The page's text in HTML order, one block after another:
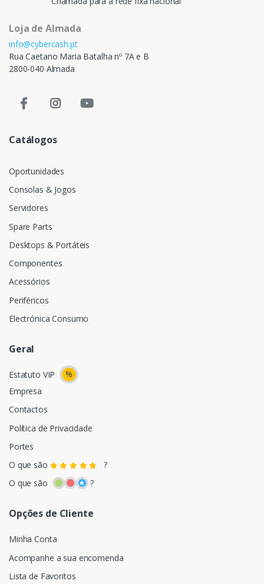
Loja de Almada
info@cybercash.pt
Rua Caetano Maria Batalha nº 7A e B
2800-040 Almada
Catálogos
Oportunidades
Consolas & Jogos
Servidores
Spare Parts
Desktops & Portáteis
Componentes
Acessórios
Periféricos
Electrónica Consumo
Geral
Estatuto VIP
%
Empresa
Contactos
Política de Privacidade
Portes
O que são
?
O que são
?
Opções de Cliente
Minha Conta
Acompanhe a sua encomenda
Lista de Favoritos